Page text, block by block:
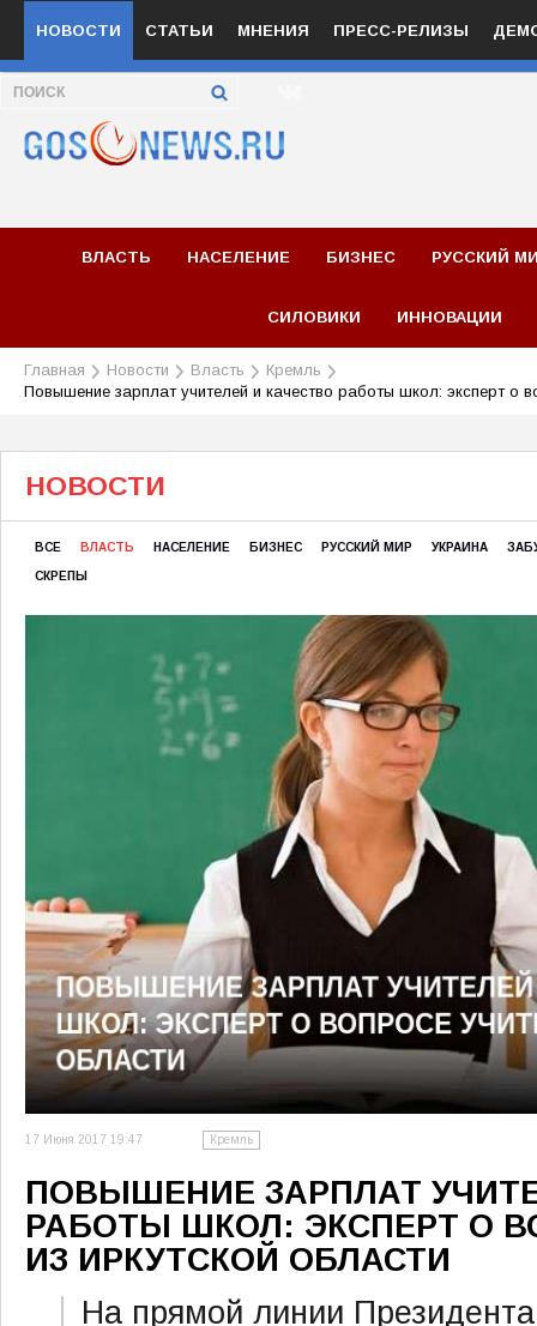
НОВОСТИ СТАТЬИ МНЕНИЯ ПРЕСС-РЕЛИЗЫ
ВЛАСТЬ НАСЕЛЕНИЕ БИЗНЕС РУССКИЙ
СИЛОВИКИ ИННОВАЦИИ
Главная Новости Власть
Кремль
Повышение зарплат учителей и качество работы школ: эксперт о
НОВОСТИ
ВСЕ ВЛАСТЬ НАСЕЛЕНИЕ БИЗНЕС РУССКИЙ МИР УКРАИНА
СКРЕПЫ
17 Июня 2017 19:47 Кремль
ПОВЫШЕНИЕ ЗАРПЛАТ
РАБОТЫ ШКОЛ: ЭКСПЕРТ О
ИЗ ИРКУТСКОЙ ОБЛАСТИ
На прямой линии